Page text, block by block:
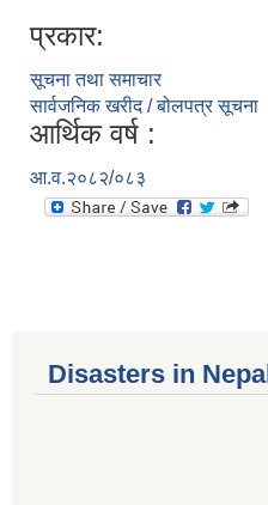
प्रकार:
सूचना तथा समाचार
सार्वजनिक खरीद / बोलपत्र सूचना
आर्थिक वर्ष :
आ.व.२०८२/०८३
Disasters in Nepal